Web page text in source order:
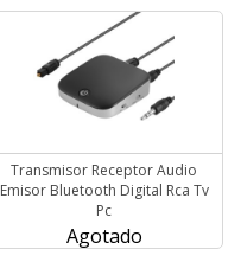
Transmisor Receptor Audio
Emisor Bluetooth Digital Rca Tv
Pc
Agotado